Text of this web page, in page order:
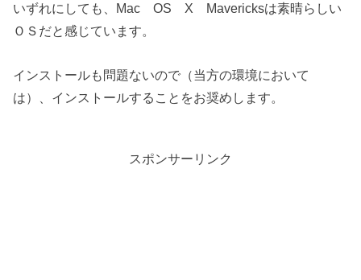
いずれにしても、Mac OS X Mavericksは素晴らしい
ＯＳだと感じています。
インストールも問題ないので（当方の環境において
は）、インストールすることをお奨めします。
スポンサーリンク